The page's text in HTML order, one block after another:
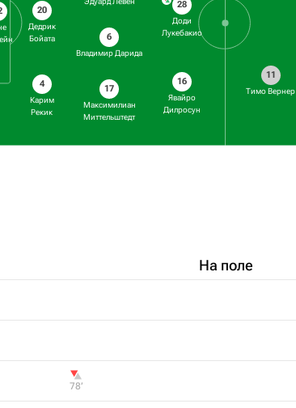
20
Дедрик
Бойата
4
Карим
Рекик
6
Владимир Дарида
17
Максимилиан
Миттельштедт
28
Доди
Лукебакио
16
Явайро
Дилросун
11
Тимо Вернер
На поле
78‎’‎